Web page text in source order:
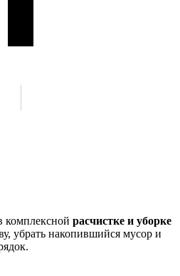
комплексной расчистке и уборке
убрать накопившийся мусор и